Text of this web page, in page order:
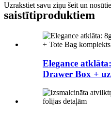
Uzrakstiet savu ziņu šeit un
saistītiproduktiem
Elegance
Drawer Box +